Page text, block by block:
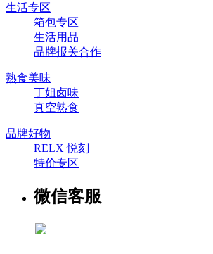
生活专区
箱包专区
生活用品
品牌报关合作
熟食美味
丁姐卤味
真空熟食
品牌好物
RELX 悦刻
特价专区
微信客服